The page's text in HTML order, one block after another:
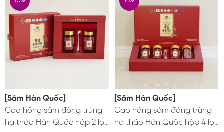
[Sâm Hàn Quốc]
Cao hồng sâm đông trùng
hạ thảo Hàn Quốc hộp 2 lọ
[Sâm Hàn Quốc]
Cao hồng sâm đông trùng
hạ thảo Hàn Quốc hộp 4 lọ